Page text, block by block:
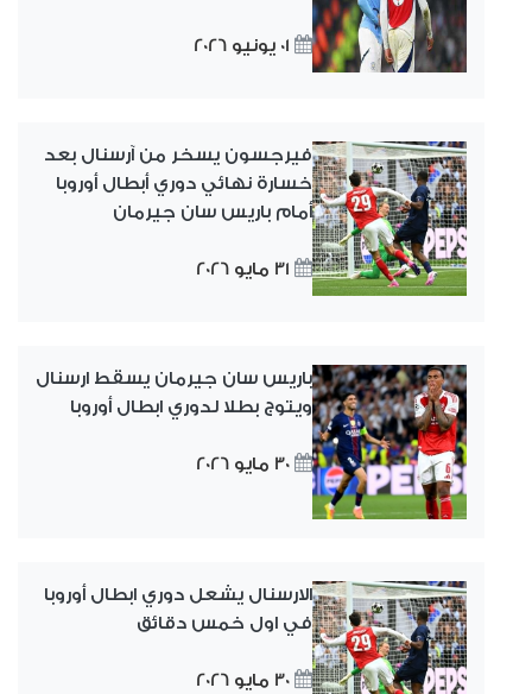
01 يونيو 2026
فيرجسون يسخر من آرسنال بعد
خسارة نهائي دوري أبطال أوروبا
أمام باريس سان جيرمان
31 مايو 2026
باريس سان جيرمان يسقط ارسنال
ويتوج بطلا لدوري ابطال أوروبا
30 مايو 2026
الارسنال يشعل دوري ابطال أوروبا
في اول خمس دقائق
30 مايو 2026